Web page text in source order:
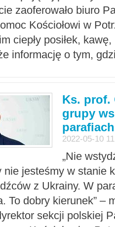
zaoferowało biuro
Kościołowi w
ciepły posiłek,
informację o tym,
Ks. prof.
grupy
parafiach
2022-05-10
„Nie
nie jesteśmy w stanie
z Ukrainy. W
To dobry kierunek” –
sekcji polskiej